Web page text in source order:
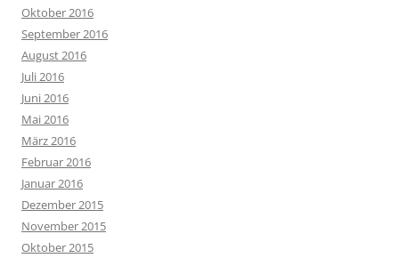
Oktober 2016
September 2016
August 2016
Juli 2016
Juni 2016
Mai 2016
März 2016
Februar 2016
Januar 2016
Dezember 2015
November 2015
Oktober 2015